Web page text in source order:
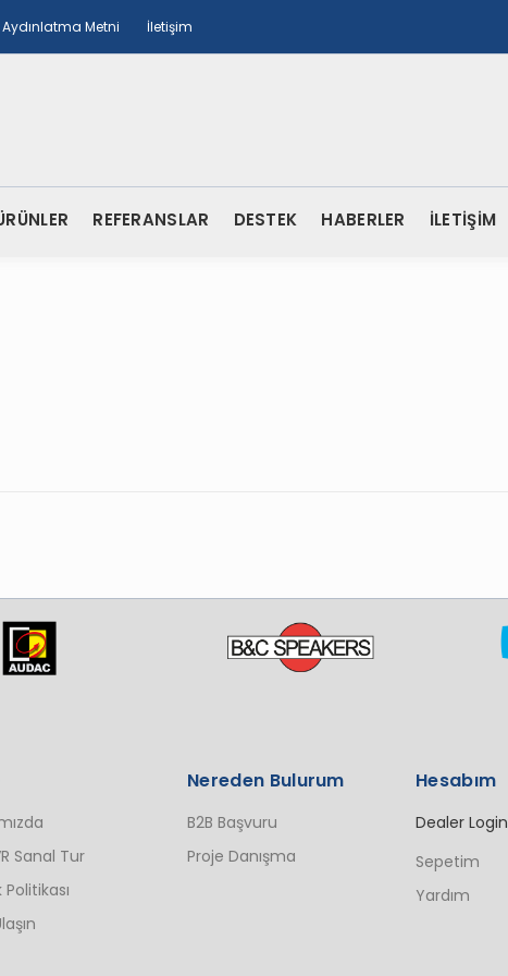
Aydınlatma Metni İletişim
REFERANSLAR DESTEK HABERLER İLETİŞİM
Sanal Tur
Politikası
Nereden Bulurum
B2B Başvuru
Proje Danışma
Hesabım
Dealer Login
Sepetim
Yardım